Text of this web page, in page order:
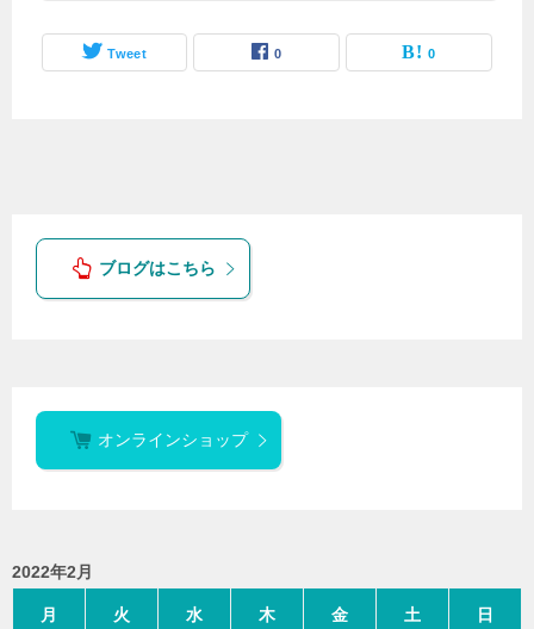
Tweet 0 0
ブログはこちら
オンラインショップ
2022年2月
月 火 水 木 金 土 日